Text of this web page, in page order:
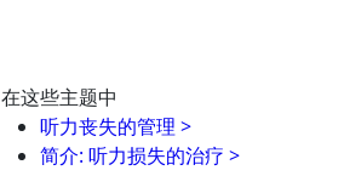
在这些主题中
听力丧失的管理 >
简介: 听力损失的治疗 >